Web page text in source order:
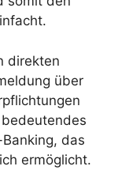
direkten
über
das
ermöglicht.